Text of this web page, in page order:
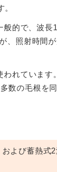
的で、波長
、照射時間
れています
数の毛根を
よび蓄熱式